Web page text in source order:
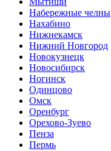
Набережные челны
Нахабино
Нижнекамск
Нижний Новгород
Новокузнецк
Новосибирск
Ногинск
Одинцово
Омск
Оренбург
Орехово-Зуево
Пенза
Пермь